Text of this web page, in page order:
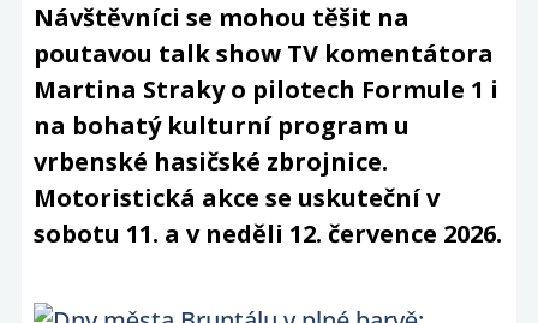
Návštěvníci se mohou těšit na
poutavou talk show TV komentátora
Martina Straky o pilotech Formule 1 i
na bohatý kulturní program u
vrbenské hasičské zbrojnice.
Motoristická akce se uskuteční v
sobotu 11. a v neděli 12. července 2026.